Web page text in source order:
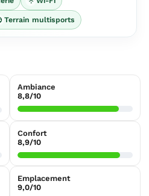
Terrain multisports
Ambiance
8,8/10
Confort
8,9/10
Emplacement
9,0/10